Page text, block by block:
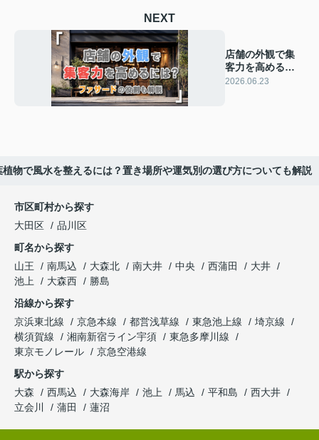
NEXT
店舗の外観で集
客力を高めるに
は？ファサード
2026.06.23
植物で風水を整えるには？置き場所や運気別の選び方についても解説
市区町村から探す
大田区
品川区
町名から探す
山王
南馬込 大森北 南大井 中央 西蒲田
大井
池上
大森西
勝島
沿線から探す
京浜東北線
京急本線 都営浅草線 東急池上線
埼京線
横須賀線
湘南新宿ライン宇須
東急多摩川線
東京モノレール
京急空港線
駅から探す
大森
西馬込 大森海岸 池上 馬込 平和島
西大井
立会川
蒲田 蓮沼